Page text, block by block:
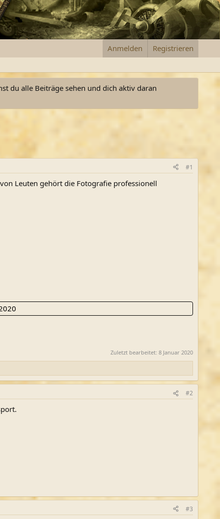
Anmelden Registrieren
du alle Beiträge sehen und dich aktiv daran
#1
Leuten gehört die Fotografie professionell
Zuletzt bearbeitet: 8 Januar 2020
#2
#3